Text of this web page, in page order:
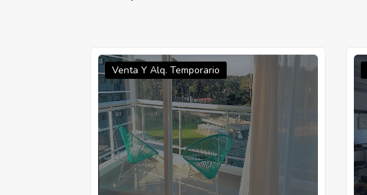
Venta Y Alq. Temporario